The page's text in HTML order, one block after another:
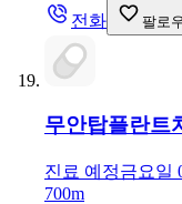
전화 팔로
무안탑플란트
진료 예정금요일
700m